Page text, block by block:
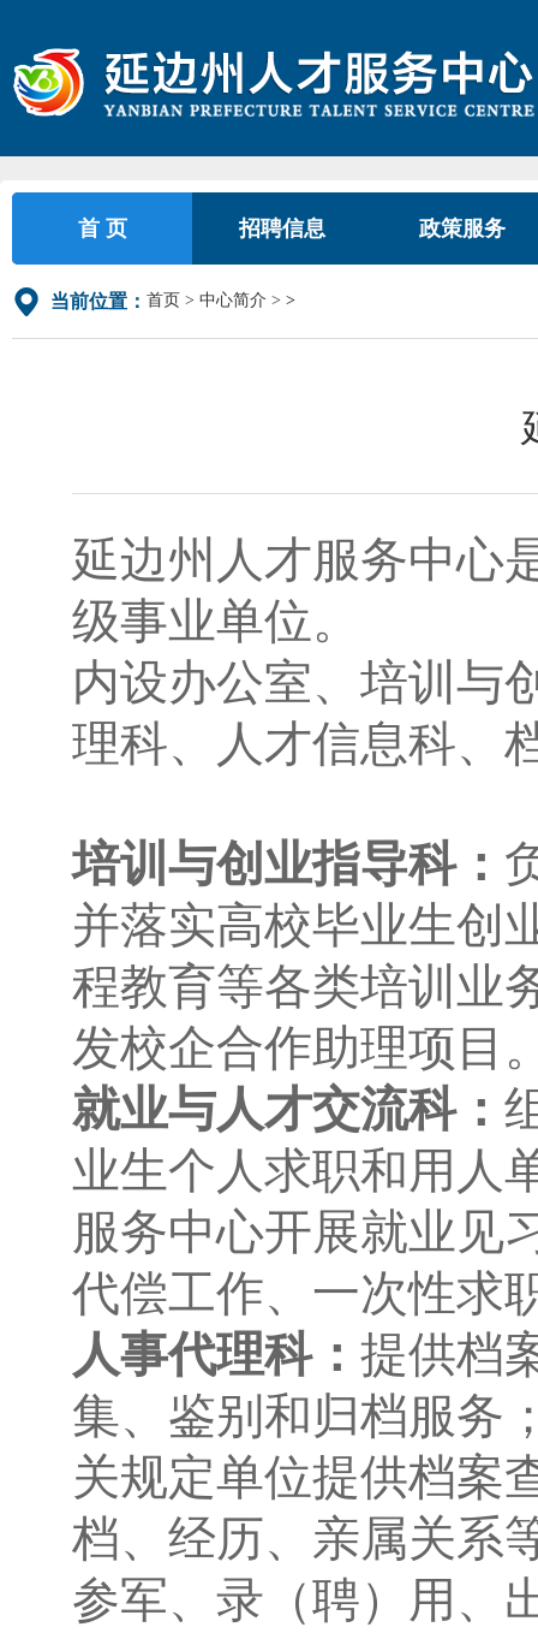
首 页 招聘信息 政策服务
当前位置： 首页 中心简介 >
延边州人才服务中心
级事业单位。
内设办公室、 培训与
理科、人才信息科、
培训与创业指导科：
并落实高校毕业生创
程教育等各类培训业
发校企合作助理项目
就业与人才交流科：
业生个人求职和用人
服务中心开展就业见
代偿工作、一次性求
人事代理科： 提供档
集、鉴别和归档服务
关规定单位提供档案
档、经历、亲属关系
参军、录（聘）用、